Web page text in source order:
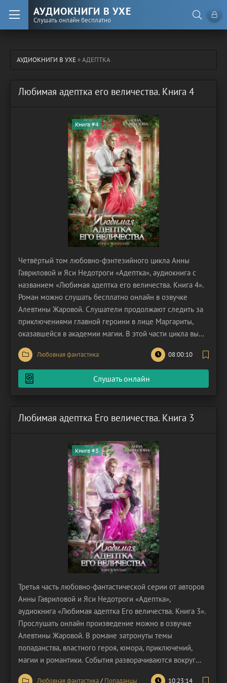
АУДИОКНИГИ В УХЕ
Слушать онлайн бесплатно
АУДИОКНИГИ В УХЕ» АДЕПТКА
Любимая адептка его величества. Книга 4
Книга #4
Четвёртый том любовно-фэнтезийного цикла Анны
Гавриловой и Яси Недотроги «Адептка», аудиокнига с
названием «Любимая адептка его величества. Книга 4».
Роман можно слушать бесплатно онлайн в озвучке
Алевтины Жаровой. Слушатели продолжают следить за
приключениями главной героини в лице Маргариты,
оказавшейся в академии магии. В этой части цикла вы
узнаете о том, смог ли Георг добиться расположения и
согласия девушки, в которую он влюбился с первой
встречи. Слушателей ждут романтика, будни адептов
Любовная фантастика 08:00:10
Слушать онлайн
Любимая адептка Его величества. Книга 3
Книга #3
Третья часть любовно-фантастической серии от авторов
Анны Гавриловой и Яси Недотроги «Адептка»,
аудиокнига «Любимая адептка Его величества. Книга 3».
Прослушать онлайн произведение можно в озвучке
Алевтины Жаровой. В романе затронуты темы
попаданства, властного героя, юмора, приключений,
магии и романтики. События разворачиваются вокруг
героини по имени Маргарита. Она является адепткой
Любовная фантастика/ Попаданцы 10:23:14